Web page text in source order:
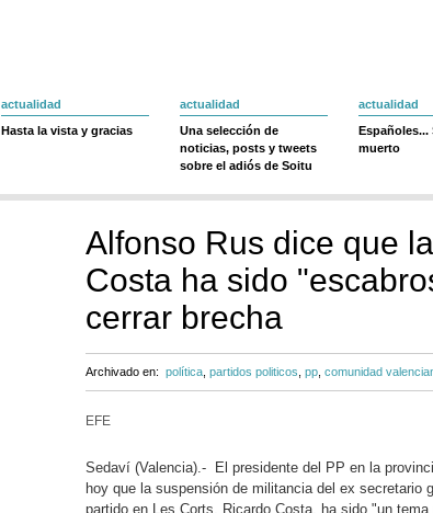
actualidad
Hasta la vista y gracias
actualidad
Una selección de
noticias, posts y tweets
sobre el adiós de Soitu
actualidad
Españoles...
muerto
Alfonso Rus dice que
Costa ha sido
cerrar brecha
Archivado en: política partidos politicos pp comunidad
EFE
Sedaví (Valencia).- El presidente del PP en la
hoy que la suspensión de militancia del ex secretario
partido en Les Corts, Ricardo Costa, ha sido "un